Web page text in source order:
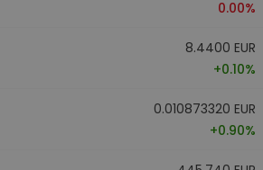
0.00%
8.4400 EUR
+0.10%
0.010873320 EUR
+0.90%